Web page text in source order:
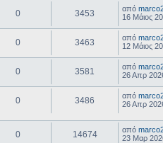
0 3453 από
16 Μάιος
0 3463 από
12 Μάιος
0 3581 από
26 Απρ
0 3486 από
26 Απρ
0 14674 από
23 Μαρ